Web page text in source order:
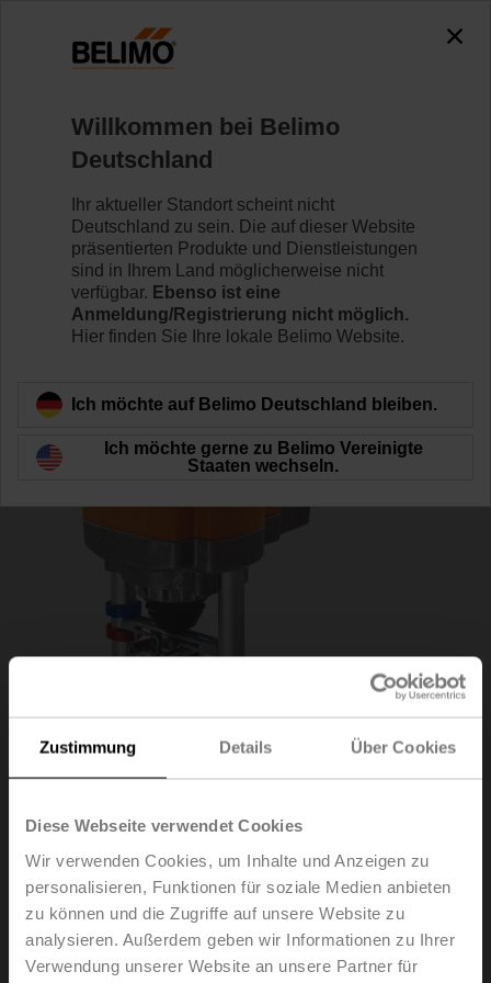
Zustimmung Details Über Cookies
Diese Webseite verwendet Cookies
Wir verwenden Cookies, um Inhalte und Anzeigen zu
personalisieren, Funktionen für soziale Medien anbieten
zu können und die Zugriffe auf unsere Website zu
analysieren. Außerdem geben wir Informationen zu Ihrer
Verwendung unserer Website an unsere Partner für
AVK230A-3
Mehr erfahren
Zurück zur Produktkategorie
AVK230A-3
Hubantrieb mit Notstellfunktion NC/NO, 2000 N,
AC 100...240 V, 3-Punkt, 150 s, Hub 32 mm, IP54
Willkommen bei Belimo
Deutschland
Ihr aktueller Standort scheint nicht
Deutschland zu sein. Die auf dieser Website
präsentierten Produkte und Dienstleistungen
sind in Ihrem Land möglicherweise nicht
verfügbar. Ebenso ist eine
Anmeldung/Registrierung nicht möglich.
Hier finden Sie Ihre lokale Belimo Website.
Ich möchte auf Belimo Deutschland bleiben.
Ich möchte gerne zu Belimo Vereinigte
Staaten wechseln.